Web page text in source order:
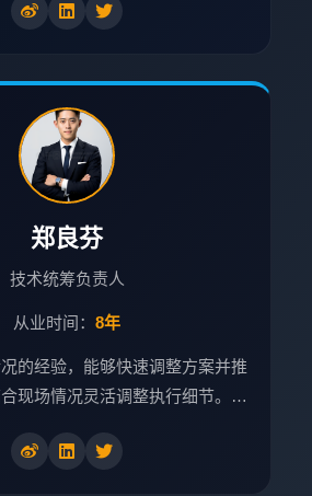
郑良芬
技术统筹负责人
从业时间： 8年
的经验，能够快速调整方案并推
现场情况灵活调整执行细节。…